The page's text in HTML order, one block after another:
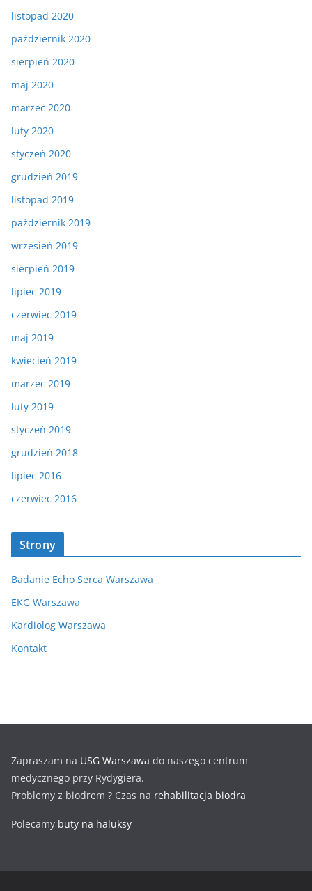
listopad 2020
październik 2020
sierpień 2020
maj 2020
marzec 2020
luty 2020
styczeń 2020
grudzień 2019
listopad 2019
październik 2019
wrzesień 2019
sierpień 2019
lipiec 2019
czerwiec 2019
maj 2019
kwiecień 2019
marzec 2019
luty 2019
styczeń 2019
grudzień 2018
lipiec 2016
czerwiec 2016
Strony
Badanie Echo Serca Warszawa
EKG Warszawa
Kardiolog Warszawa
Kontakt
Zapraszam na USG Warszawa do naszego centrum
medycznego przy Rydygiera.
Problemy z biodrem ? Czas na rehabilitacja biodra
Polecamy buty na haluksy